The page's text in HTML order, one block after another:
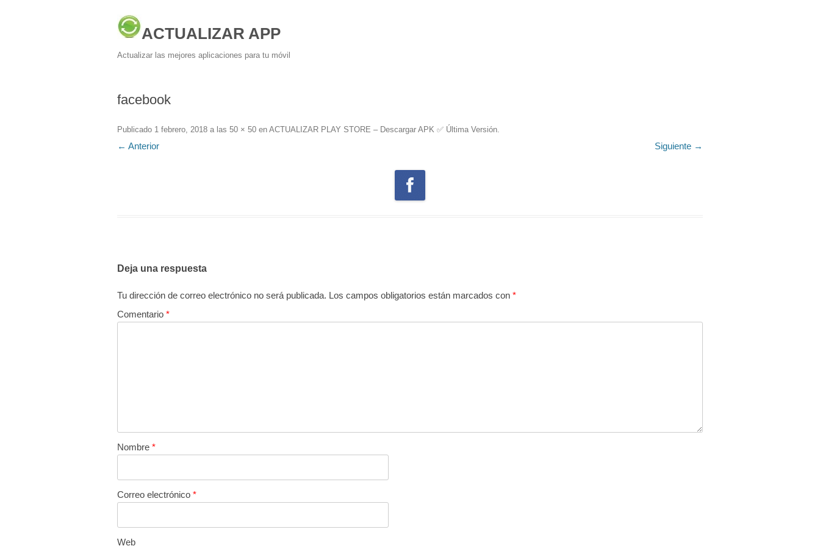
ACTUALIZAR APP
Actualizar las mejores aplicaciones para tu móvil
facebook
Publicado 1 febrero, 2018 a las 50 × 50 en ACTUALIZAR PLAY STORE – Descargar APK ✅️ Última Versión.
← Anterior Siguiente →
Deja una respuesta
Tu dirección de correo electrónico no será publicada. Los campos obligatorios están marcados con *
Comentario *
Nombre *
Correo electrónico *
Web